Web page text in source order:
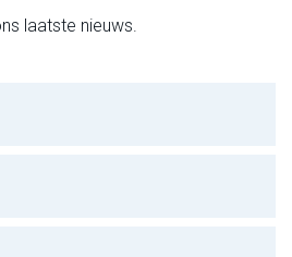
laatste nieuws.